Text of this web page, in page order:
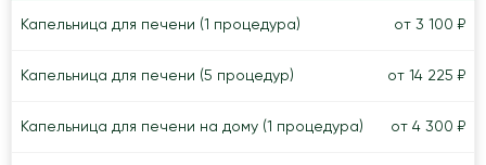
Капельница для печени (1 процедура) от 3 100 ₽
Капельница для печени (5 процедур) от 14 225 ₽
Капельница для печени на дому (1 процедура) от 4 300 ₽